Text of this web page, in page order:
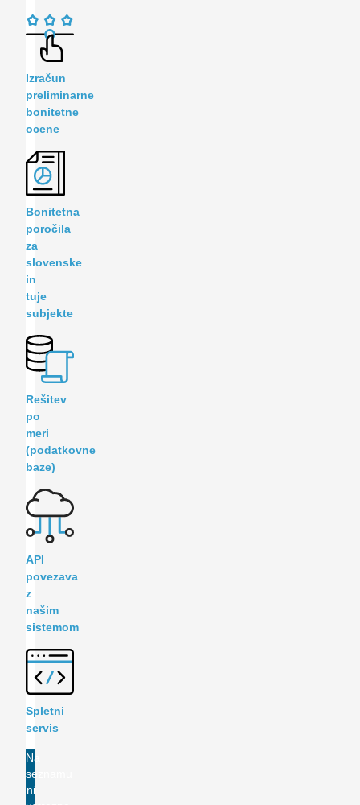
Izračun
preliminarne
bonitetne
ocene
Bonitetna
poročila
za
slovenske
in
tuje
subjekte
Rešitev
po
meri
(podatkovne
baze)
API
povezava
z
našim
sistemom
Spletni
servis
Na
seznamu
ni